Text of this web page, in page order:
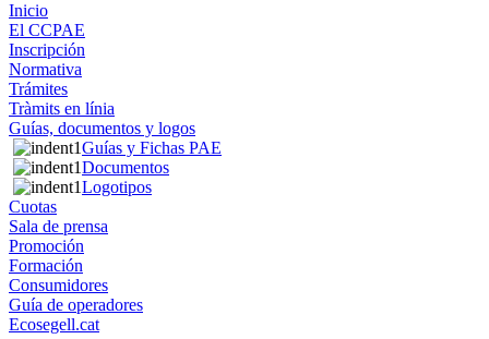
Inicio
El CCPAE
Inscripción
Normativa
Trámites
Tràmits en línia
Guías, documentos y logos
Guías y Fichas PAE
Documentos
Logotipos
Cuotas
Sala de prensa
Promoción
Formación
Consumidores
Guía de operadores
Ecosegell.cat